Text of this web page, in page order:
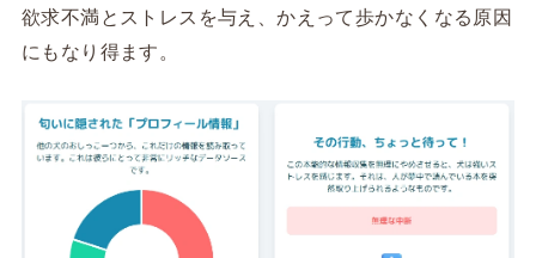
欲求不満とストレスを与え、かえって歩かなくなる原因
にもなり得ます。